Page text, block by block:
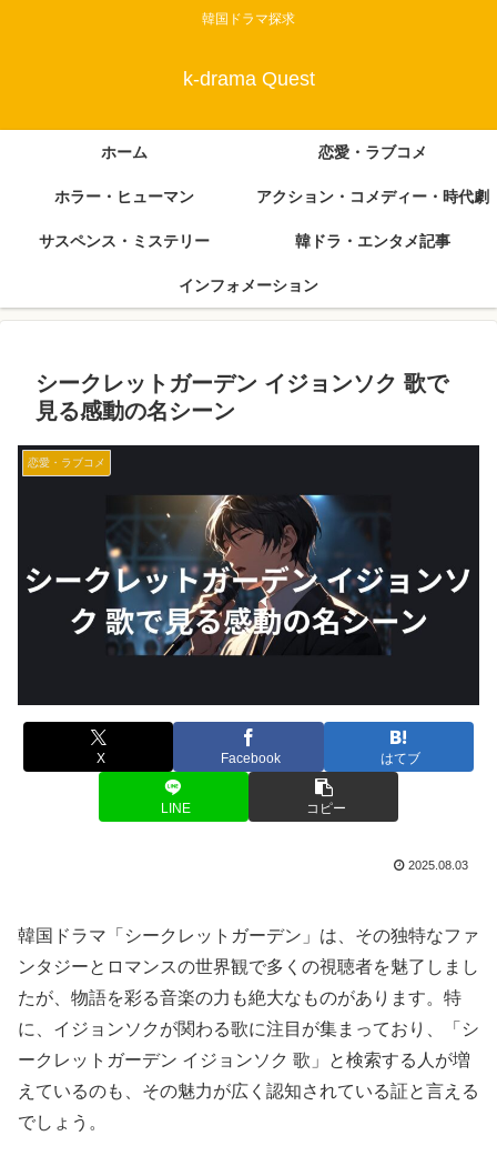
韓国ドラマ探求
k-drama Quest
ホーム 恋愛・ラブコメ
ホラー・ヒューマン アクション・コメディー・時代劇
サスペンス・ミステリー 韓ドラ・エンタメ記事
インフォメーション
シークレットガーデン イジョンソク 歌で
見る感動の名シーン
恋愛・ラブコメ
X Facebook はてブ
LINE コピー
2025.08.03
韓国ドラマ「シークレットガーデン」は、その独特なファ
ンタジーとロマンスの世界観で多くの視聴者を魅了しまし
たが、物語を彩る音楽の力も絶大なものがあります。特
に、イジョンソクが関わる歌に注目が集まっており、「シ
ークレットガーデン イジョンソク 歌」と検索する人が増
えているのも、その魅力が広く認知されている証と言える
でしょう。